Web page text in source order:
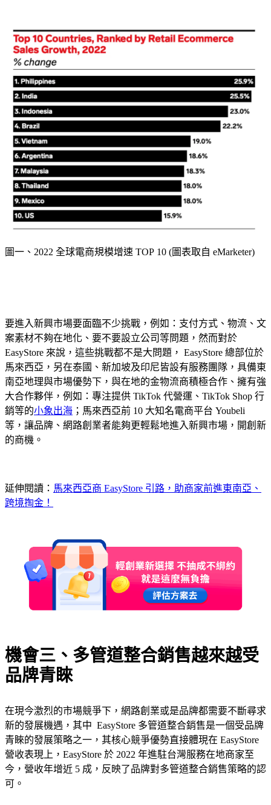
圖一、2022 全球電商規模增速 TOP 10 (圖表取自 eMarketer)
要進入新興市場要面臨不少挑戰，例如：支付方式、物流、文
案素材不夠在地化、要不要設立公司等問題，然而對於
EasyStore 來說，這些挑戰都不是大問題， EasyStore 總部位於
馬來西亞，另在泰國、新加坡及印尼皆設有服務團隊，具備東
南亞地理與市場優勢下，與在地的金物流商積極合作、擁有強
大合作夥伴，例如：專注提供 TikTok 代營運、TikTok Shop 行
銷等的小象出海 ；馬來西亞前 10 大知名電商平台 Youbeli
等，讓品牌、網路創業者能夠更輕鬆地進入新興市場，開創新
的商機。
延伸閱讀： 馬來西亞商 EasyStore 引路，助商家前進東南亞、
跨境掏金！
機會三、多管道整合銷售越來越受
品牌青睞
在現今激烈的市場競爭下，網路創業或是品牌都需要不斷尋求
新的發展機遇，其中 EasyStore 多管道整合銷售是一個受品牌
青睞的發展策略之一，其核心競爭優勢直接體現在 EasyStore
營收表現上，EasyStore 於 2022 年進駐台灣服務在地商家至
今，營收年增近 5 成，反映了品牌對多管道整合銷售策略的認
可。